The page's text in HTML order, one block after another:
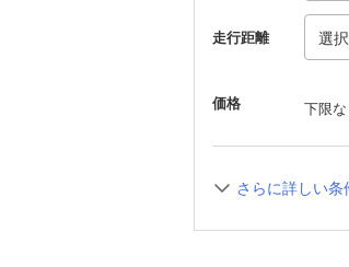
走行距離
価格 下限な
さらに詳しい条